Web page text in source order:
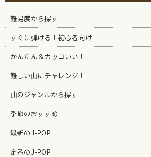
難易度から探す
すぐに弾ける！初心者向け
かんたん＆カッコいい！
難しい曲にチャレンジ！
曲のジャンルから探す
季節のおすすめ
最新のJ-POP
定番のJ-POP